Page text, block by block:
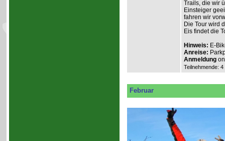
Trails, die wir
Einsteiger
fahren wir
Die Tour wird
Eis findet die
Hinweis: E-
Anreise:
Anmeldung
Teilnehmende:
Februar